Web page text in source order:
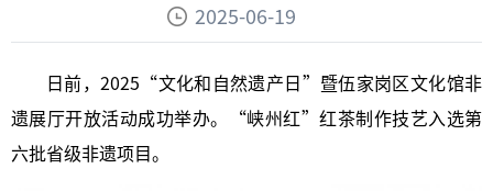
2025-06-19
日前，2025“文化和自然遗产日”暨伍家岗区文化馆非
遗展厅开放活动成功举办。“峡州红”红茶制作技艺入选第
六批省级非遗项目。